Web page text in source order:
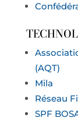
(AQT)
Mila
Réseau
SPF